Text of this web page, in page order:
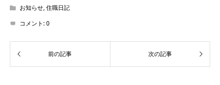
お知らせ,住職日記
コメント:0